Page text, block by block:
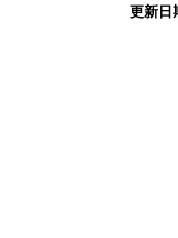
更新日